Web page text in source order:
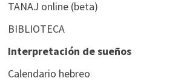
TANAJ online (beta)
BIBLIOTECA
Interpretación de sueños
Calendario hebreo